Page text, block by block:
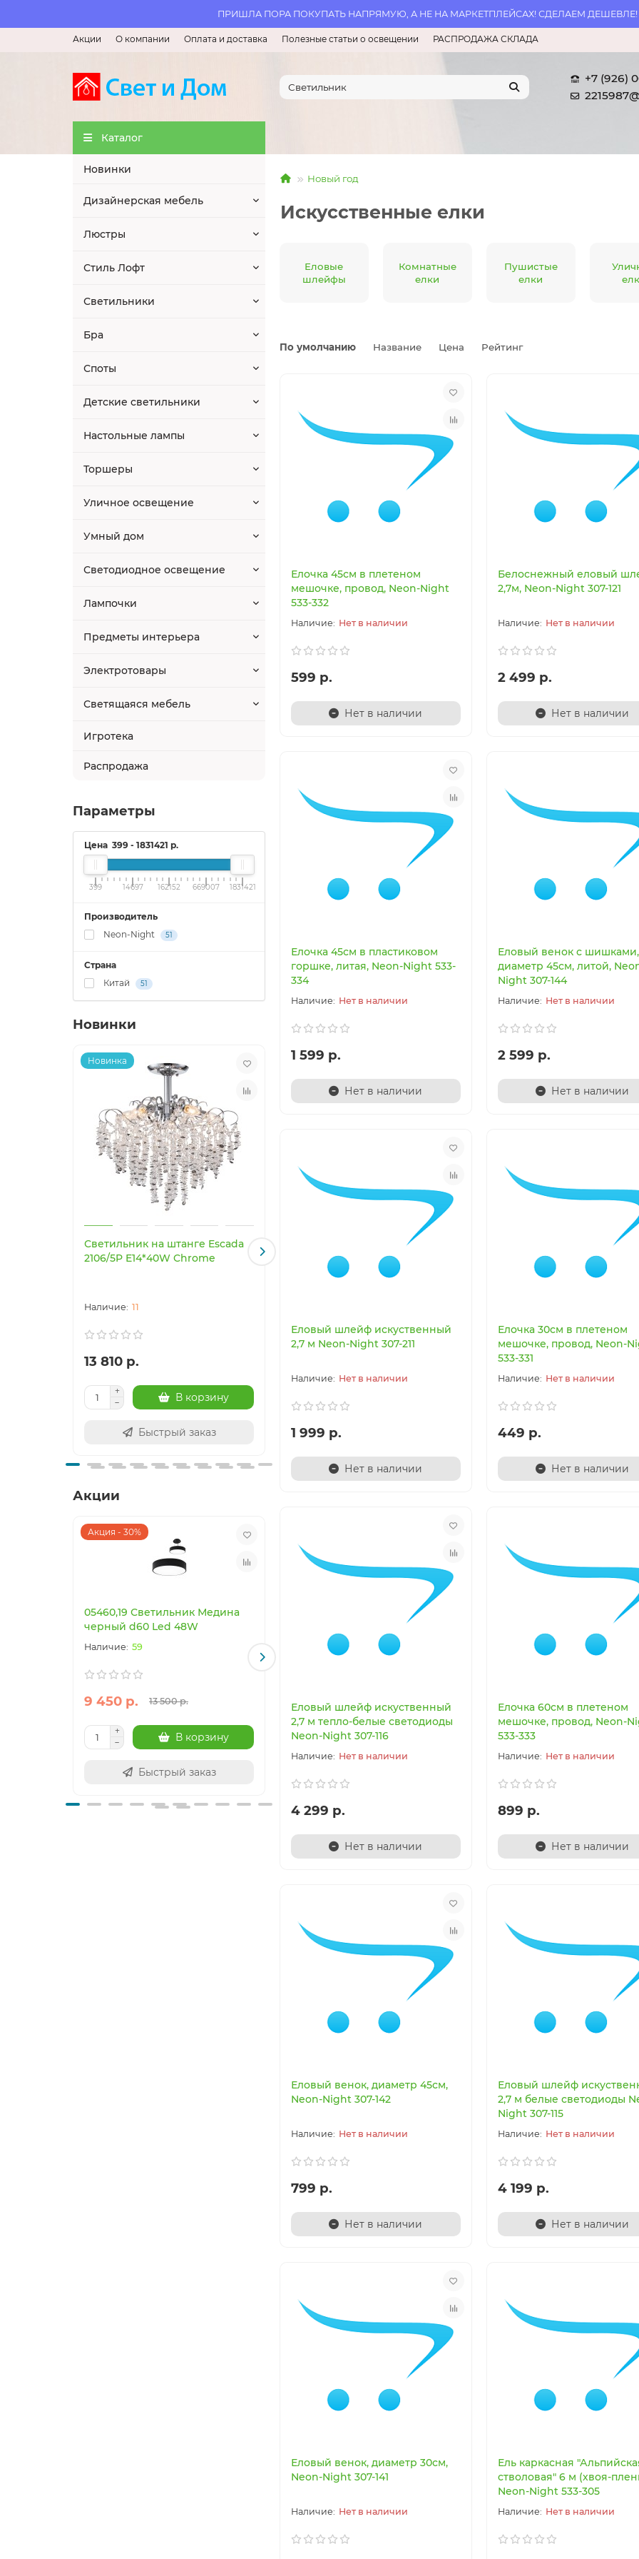
ПРИШЛА ПОРА ПОКУПАТЬ НАПРЯМУЮ, А НЕ НА МАРКЕТПЛЕЙСАХ! СДЕЛАЕМ
Акции О компании Оплата и доставка Полезные статьи о освещении РАСПРОДАЖА СКЛАДА
+7 (926)
Каталог
Новинки
Дизайнерская мебель
Люстры
Стиль Лофт
Светильники
Бра
Споты
Детские светильники
Настольные лампы
Торшеры
Уличное освещение
Умный дом
Светодиодное освещение
Лампочки
Предметы интерьера
Электротовары
Светящаяся мебель
Игротека
Распродажа
Новый год
Искусственные елки
Параметры
Цена 399 - 1831421 р.
399 14697 162152 669007 1831421
Производитель
Neon-Night
51
Страна
Китай
51
Новинки
Новинка
Светильник на штанге Escada
2106/5P E14*40W Chrome
11
13 810 р.
В корзину
Быстрый заказ
Новинка
9474 Люстра потолочная-
вентилятор SURFER MANTRA
Новинка
9521 Люстра потолочная-
вентилятор PATAGONIA
MANTRA
39 364 р.
Акции
Акция - 30%
05460,19 Светильник Медина
черный d60 Led 48W
59
9 450 р. 13 500 р.
В корзину
Быстрый заказ
07025-1A,20 Подвес Орфей
10
2 950 р. 5 900 р.
В корзину
07046,33 Торшер Олси
88
5 250 р.
Еловые
шлейфы
Комнатные
елки
Пушистые
елки
По умолчанию Название Цена Рейтинг
Елочка 45см в плетеном
мешочке, провод, Neon-Night
533-332
Нет в наличии
599 р.
Нет в наличии
Белоснежный еловый
2,7м, Neon-Night 307-121
Нет в наличии
2 499 р.
Нет в наличии
Елочка 45см в пластиковом
горшке, литая, Neon-Night 533-
334
Нет в наличии
1 599 р.
Нет в наличии
Еловый венок с шишками,
диаметр 45см, литой,
Night 307-144
Нет в наличии
2 599 р.
Нет в наличии
Еловый шлейф искуственный
2,7 м Neon-Night 307-211
Нет в наличии
1 999 р.
Нет в наличии
Елочка 30см в плетеном
мешочке, провод, Neon-
533-331
Нет в наличии
449 р.
Нет в наличии
Еловый шлейф искуственный
2,7 м тепло-белые светодиоды
Neon-Night 307-116
Нет в наличии
4 299 р.
Нет в наличии
Елочка 60см в плетеном
мешочке, провод, Neon-
533-333
Нет в наличии
899 р.
Нет в наличии
Еловый венок, диаметр 45см,
Neon-Night 307-142
Нет в наличии
799 р.
Нет в наличии
Еловый шлейф
2,7 м белые светодиоды
Night 307-115
Нет в наличии
4 199 р.
Нет в наличии
Еловый венок, диаметр 30см,
Neon-Night 307-141
Нет в наличии
Ель каркасная
стволовая" 6 м (хвоя-
Neon-Night 533-305
Нет в наличии